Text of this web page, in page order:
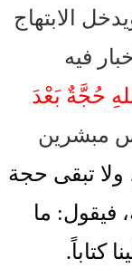
الابتهاج
فيه
حُجَّةٌ بَعْدَ
مبشرين
ولا تبقى حجة
فيقول: ما
كتاباً.